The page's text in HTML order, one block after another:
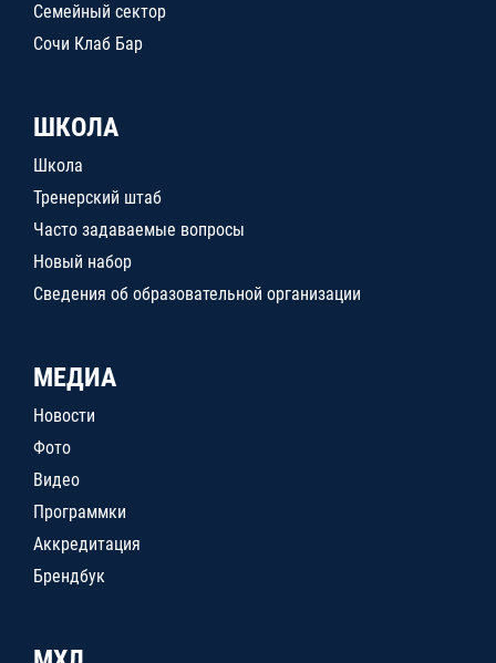
Семейный сектор
Сочи Клаб Бар
ШКОЛА
Школа
Тренерский штаб
Часто задаваемые вопросы
Новый набор
Сведения об образовательной организации
МЕДИА
Новости
Фото
Видео
Программки
Аккредитация
Брендбук